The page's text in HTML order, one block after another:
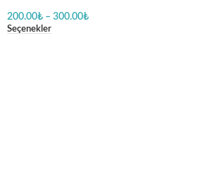
200.00₺ – 300.00₺
Seçenekler